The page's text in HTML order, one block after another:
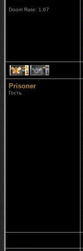
Doom Rate: 1.67
1 1
Prisoner
Гость